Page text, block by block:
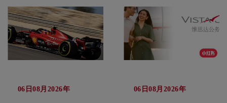
06日08月2026年 06日08月2026年